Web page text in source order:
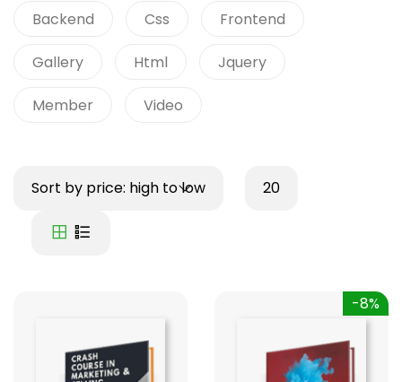
Backend Css Frontend
Gallery Html Jquery
Member Video
Sort by price: high to low 20
-8%